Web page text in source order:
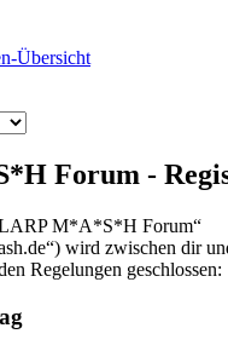
Übersicht
Forum -
M*A*S*H Forum“
wird zwischen dir
Regelungen geschlossen: